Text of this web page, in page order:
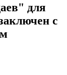
для
с